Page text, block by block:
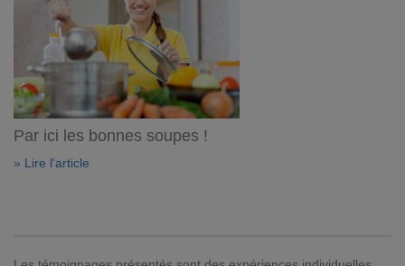
Par ici les bonnes soupes !
» Lire l'article